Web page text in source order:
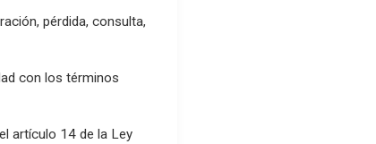
pérdida, consulta,
con los términos
artículo 14 de la Ley